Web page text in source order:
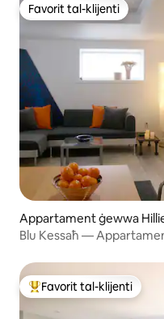
Favorit tal-klijenti
Favorit tal-klijenti
Appartament ġewwa
Blu Kessaħ —
Wieħed mill-aqwa favoriti
Favorit tal-klijenti